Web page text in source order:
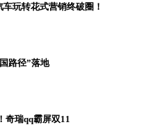
玩转花式营销终破圈！
路径”落地
奇瑞qq霸屏双11